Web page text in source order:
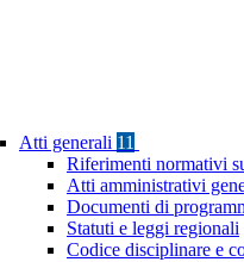
Atti generali 11
Riferimenti normativi
Atti amministrativi
Documenti di
Statuti e leggi regionali
Codice disciplinare e